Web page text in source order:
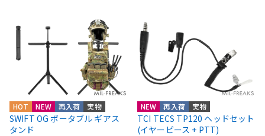
HOT NEW 再入荷 実物
SWIFT OG ポータブル ギアス
タンド
NEW 再入荷 実物
TCI TECS TP120 ヘッドセット
(イヤーピース + PTT)